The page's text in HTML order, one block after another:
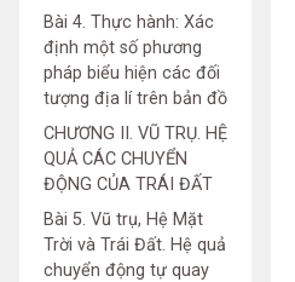
Bài 4. Thực hành: Xác
định một số phương
pháp biểu hiện các đối
tượng địa lí trên bản đồ
CHƯƠNG II. VŨ TRỤ. HỆ
QUẢ CÁC CHUYỂN
ĐỘNG CỦA TRÁI ĐẤT
Bài 5. Vũ trụ, Hệ Mặt
Trời và Trái Đất. Hệ quả
chuyển động tự quay